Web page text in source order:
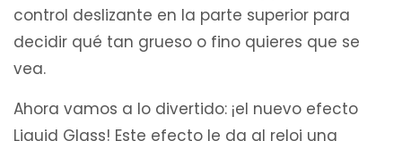
control deslizante en la parte superior para
decidir qué tan grueso o fino quieres que se
vea.
Ahora vamos a lo divertido: ¡el nuevo efecto
Liquid Glass! Este efecto le da al reloj una